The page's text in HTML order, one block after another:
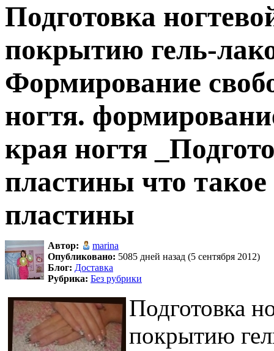
Подготовка
покрытию гель-
Формирование
ногтя.
края ногтя
пластины что такое
пластины
Автор:
marina
Опубликовано: 5085 дней назад (5 сентября 2012)
Блог: Доставка
Рубрика: Без рубрики
Подготовка
покрытию